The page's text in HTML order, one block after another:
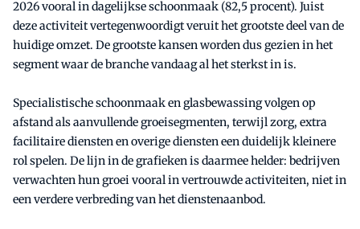
2026 vooral in dagelijkse schoonmaak (82,5 procent). Juist
deze activiteit vertegenwoordigt veruit het grootste deel van de
huidige omzet. De grootste kansen worden dus gezien in het
segment waar de branche vandaag al het sterkst in is.
Specialistische schoonmaak en glasbewassing volgen op
afstand als aanvullende groeisegmenten, terwijl zorg, extra
facilitaire diensten en overige diensten een duidelijk kleinere
rol spelen. De lijn in de grafieken is daarmee helder: bedrijven
verwachten hun groei vooral in vertrouwde activiteiten, niet in
een verdere verbreding van het dienstenaanbod.